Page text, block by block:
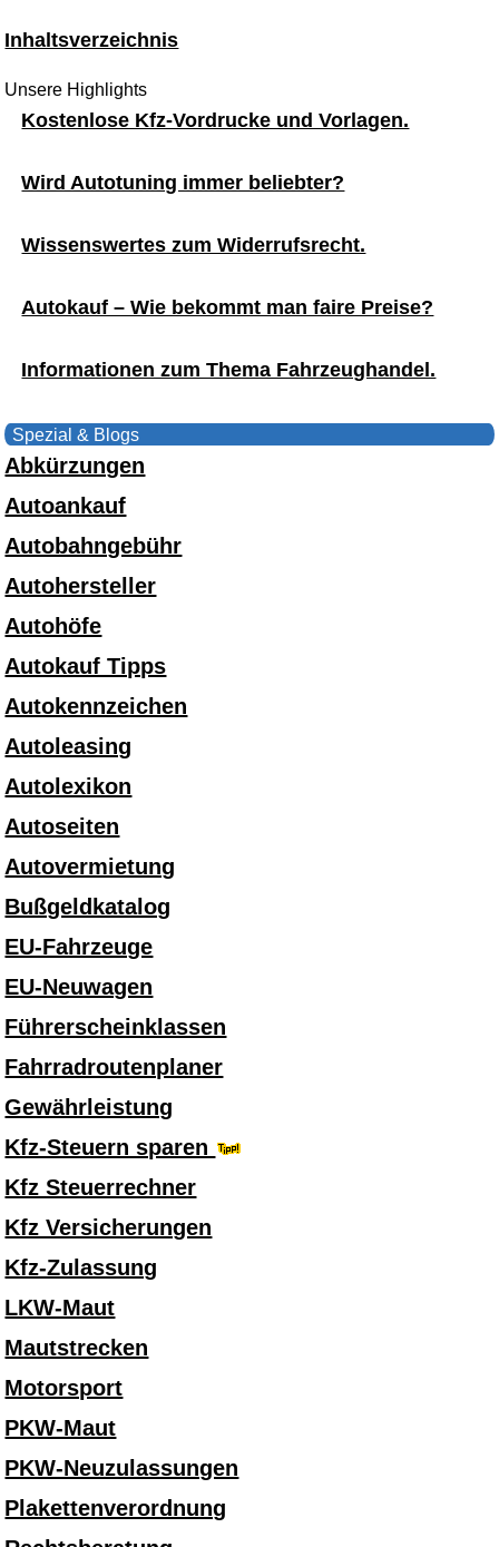
Inhaltsverzeichnis
Unsere Highlights
Kostenlose Kfz-Vordrucke und Vorlagen.
Wird Autotuning immer beliebter?
Wissenswertes zum Widerrufsrecht.
Autokauf – Wie bekommt man faire Preise?
Informationen zum Thema Fahrzeughandel.
Spezial & Blogs
Abkürzungen
Autoankauf
Autobahngebühr
Autohersteller
Autohöfe
Autokauf Tipps
Autokennzeichen
Autoleasing
Autolexikon
Autoseiten
Autovermietung
Bußgeldkatalog
EU-Fahrzeuge
EU-Neuwagen
Führerscheinklassen
Fahrradroutenplaner
Gewährleistung
Kfz-Steuern sparen
Kfz Steuerrechner
Kfz Versicherungen
Kfz-Zulassung
LKW-Maut
Mautstrecken
Motorsport
PKW-Maut
PKW-Neuzulassungen
Plakettenverordnung